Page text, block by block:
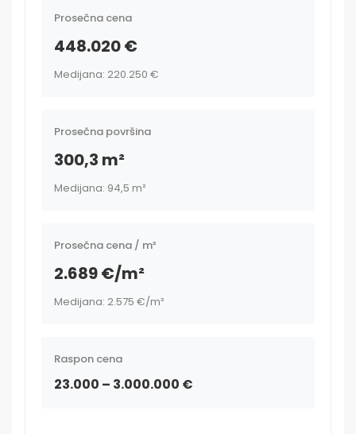
Prosečna cena
448.020 €
Medijana: 220.250 €
Prosečna površina
300,3 m²
Medijana: 94,5 m²
Prosečna cena / m²
2.689 €/m²
Medijana: 2.575 €/m²
Raspon cena
23.000 – 3.000.000 €